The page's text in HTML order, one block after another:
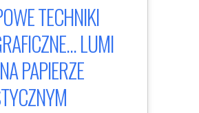
TECHNIKI
LUMI
PAPIERZE